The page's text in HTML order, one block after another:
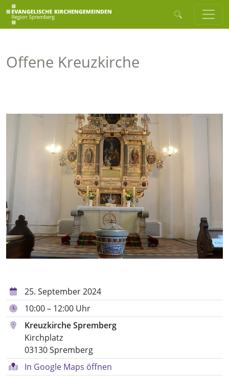
Offene Kreuzkirche
25. September 2024
10:00 – 12:00 Uhr
Kreuzkirche Spremberg
Kirchplatz
03130 Spremberg
In Google Maps öffnen